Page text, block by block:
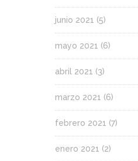
junio 2021 (5)
mayo 2021 (6)
abril 2021 (3)
marzo 2021 (6)
febrero 2021 (7)
enero 2021 (2)